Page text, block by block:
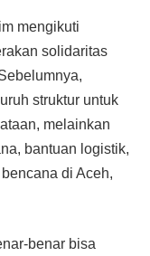
mengikuti
solidaritas
struktur untuk
melainkan
bantuan logistik,
di Aceh,
bisa